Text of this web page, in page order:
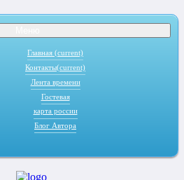
Главная (current)
Контакты(current)
Лента времени
Гостевая
карта россии
Блог Автора